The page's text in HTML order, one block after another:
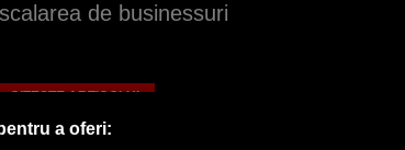
scalarea de businessuri
CITEȘTE ARTICOLUL
a oferi: